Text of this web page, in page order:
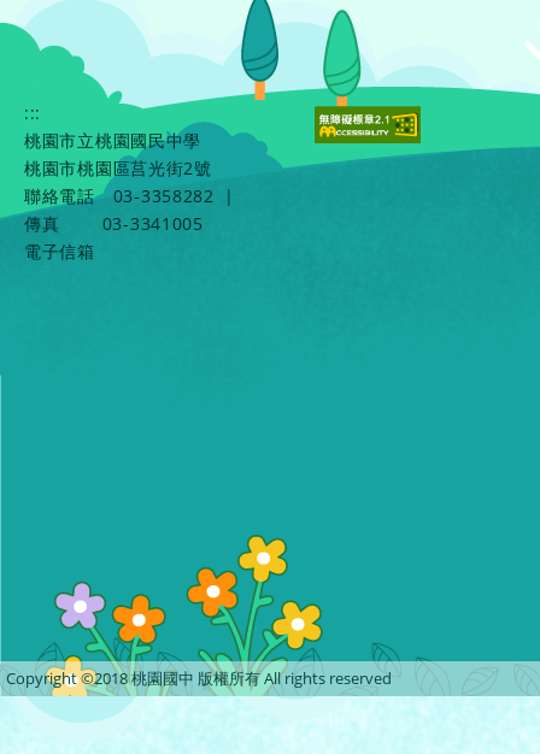
:::
桃園市立桃園國民中學
桃園市桃園區莒光街2號
聯絡電話
03-3358282
|
傳真
03-3341005
電子信箱
Copyright ©2018 桃園國中 版權所有 All rights reserved